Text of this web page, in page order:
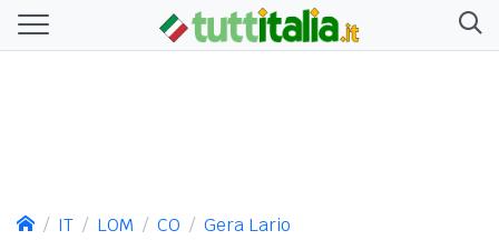
IT LOM CO Gera Lario